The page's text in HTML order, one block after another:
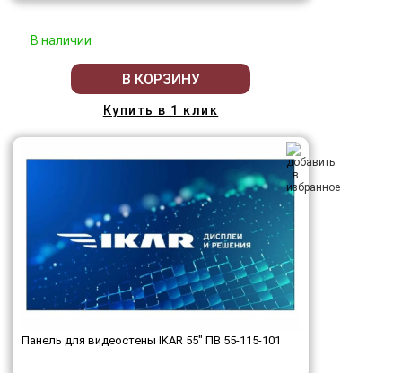
В наличии
В КОРЗИНУ
Купить в 1 клик
Панель для видеостены IKAR 55" ПВ 55-115-101